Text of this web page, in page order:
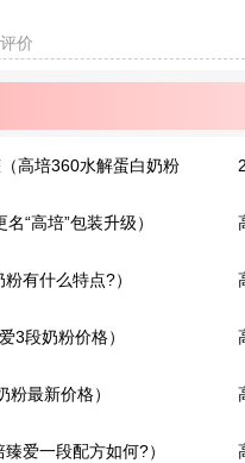
价
高培360水解蛋白奶粉
“高培”包装升级）
有什么特点?）
3段奶粉价格）
最新价格）
爱一段配方如何?）